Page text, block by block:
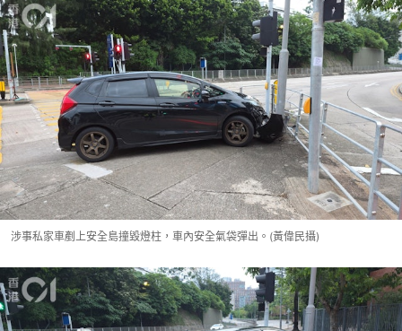
涉事私家車剷上安全島撞毀燈柱，車內安全氣袋彈出。(黃偉民攝)